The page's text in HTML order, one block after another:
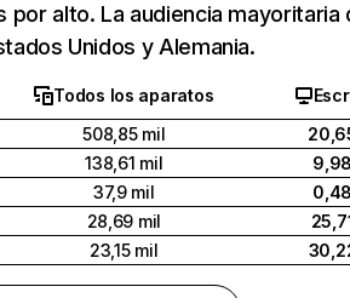
por alto. La audiencia
Unidos y Alemania.
Todos los aparatos
508,85 mil
138,61 mil
37,9 mil
28,69 mil
23,15 mil